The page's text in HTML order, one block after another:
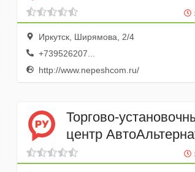
Иркутск, Ширямова, 2/4
+739526207...
http://www.nepeshcom.ru/
Торгово-
центр